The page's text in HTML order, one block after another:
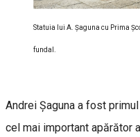
Statuia lui A. Șaguna cu Prima
fundal.
Andrei Șaguna a fost
cel mai important apărător